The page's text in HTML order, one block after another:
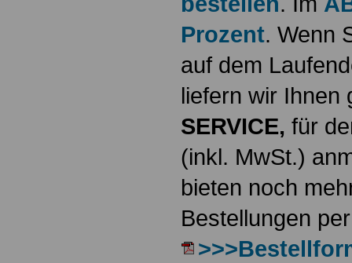
Prozent. Wenn
auf dem
liefern wir
SERVICE, für
(inkl. MwSt.)
bieten noch
Bestellungen